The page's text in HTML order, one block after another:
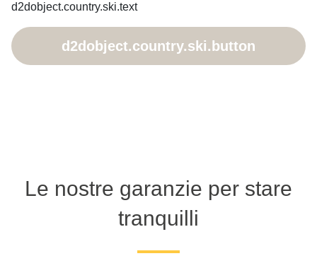
d2dobject.country.ski.text
d2dobject.country.ski.button
Le nostre garanzie per stare
tranquilli